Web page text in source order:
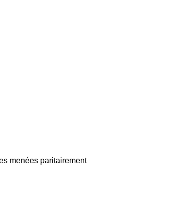
menées paritairement